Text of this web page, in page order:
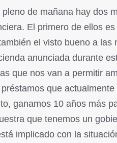
pleno de mañana hay dos
El primero de ellos
el visto bueno a las
anunciada durante
que nos van a permitir
que
ganamos 10 años más
que tenemos un
implicado con la